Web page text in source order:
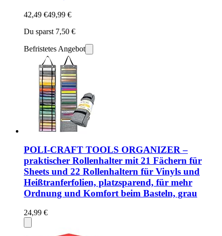
42,49 €49,99 €
Du sparst 7,50 €
Befristetes Angebot
POLI-CRAFT TOOLS ORGANIZER –
praktischer Rollenhalter mit 21 Fächern für
Sheets und 22 Rollenhaltern für Vinyls und
Heißtranferfolien, platzsparend, für mehr
Ordnung und Komfort beim Basteln, grau
24,99 €